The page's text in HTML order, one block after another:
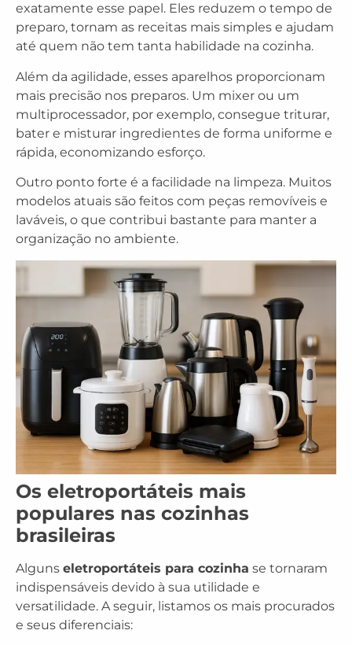
exatamente esse papel. Eles reduzem o tempo de
preparo, tornam as receitas mais simples e ajudam
até quem não tem tanta habilidade na cozinha.
Além da agilidade, esses aparelhos proporcionam
mais precisão nos preparos. Um mixer ou um
multiprocessador, por exemplo, consegue triturar,
bater e misturar ingredientes de forma uniforme e
rápida, economizando esforço.
Outro ponto forte é a facilidade na limpeza. Muitos
modelos atuais são feitos com peças removíveis e
laváveis, o que contribui bastante para manter a
organização no ambiente.
Os eletroportáteis mais
populares nas cozinhas
brasileiras
Alguns eletroportáteis para cozinha se tornaram
indispensáveis devido à sua utilidade e
versatilidade. A seguir, listamos os mais procurados
e seus diferenciais: